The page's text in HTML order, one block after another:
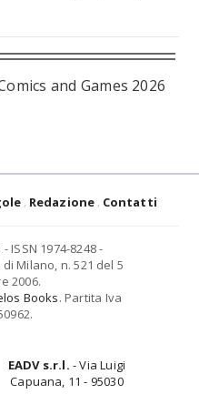
and Games 2026
Redazione Contatti
- ISSN 1974-8248 -
Milano, n. 521 del 5
2006.
Books. Partita Iva
EADV s.r.l. - Via Luigi
Capuana, 11 - 95030